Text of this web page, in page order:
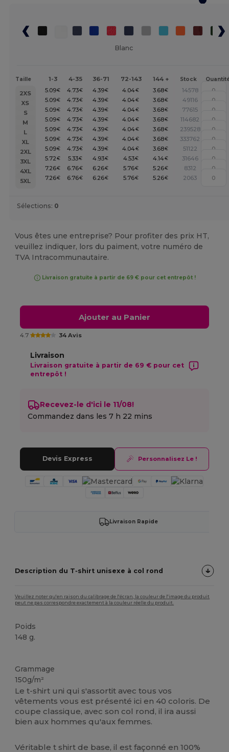
Blanc
Taille 1-3 4-35 36-71 72-143 144 + Stock
2XS 5.09€ 4.73€ 4.39€ 4.04€ 3.68€
14578
XS
5.09€ 4.73€ 4.39€ 4.04€ 3.68€
49116
S
5.09€ 4.73€ 4.39€ 4.04€ 3.68€
77615
M
5.09€ 4.73€ 4.39€ 4.04€ 3.68€
114682
L
5.09€ 4.73€ 4.39€ 4.04€ 3.68€
239528
XL
5.09€ 4.73€ 4.39€ 4.04€ 3.68€
333762
2XL
5.09€ 4.73€ 4.39€ 4.04€ 3.68€
51122
3XL
5.72€ 5.33€ 4.93€ 4.53€ 4.14€
31646
4XL
7.26€ 6.76€ 6.26€ 5.76€ 5.26€
8312
5XL
7.26€ 6.76€ 6.26€ 5.76€ 5.26€ 2063
Sélections: 0
Vous êtes une entreprise? Pour profiter des prix HT,
veuillez indiquer, lors du paiment, votre numéro de
TVA Intracommunautaire.
Livraison gratuite à partir de 69 € pour cet entrepôt !
Ajouter au Panier
4.7 34 Avis
Livraison
Livraison gratuite à partir de 69 € pour cet
entrepôt !
Recevez-le d'ici le 11/08!
Commandez dans les7 h 22 mins
Devis Express Personnalisez Le !
Livraison Rapide
Description du T‑shirt unisexe à col rond
Veuillez noter qu'en raison du calibrage de l'écran, la couleur de l'image du produit
peut ne pas correspondre exactement à la couleur réelle du produit.
Poids
148 g.
Grammage
150g/m²
Le t-shirt uni qui s'assortit avec tous vos
vêtements vous est présenté ici en 40 coloris. De
coupe classique, avec son col rond, il ira aussi
bien aux hommes qu'aux femmes.
Véritable t shirt de base, il est façonné en 100%